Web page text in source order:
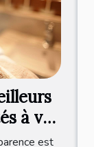
à vos
est